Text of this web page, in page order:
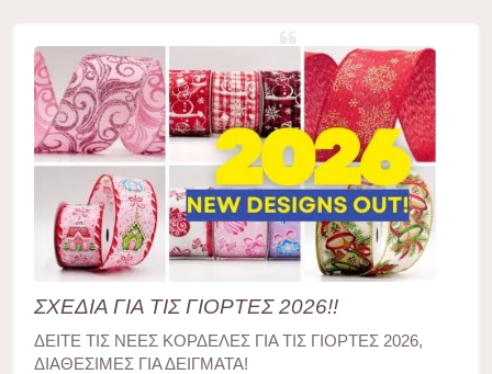
ΣΧΕΔΙΑ ΓΙΑ ΤΙΣ ΓΙΟΡΤΕΣ 2026!!
ΔΕΙΤΕ ΤΙΣ ΝΕΕΣ ΚΟΡΔΕΛΕΣ ΓΙΑ ΤΙΣ ΓΙΟΡΤΕΣ 2026,
ΔΙΑΘΕΣΙΜΕΣ ΓΙΑ ΔΕΙΓΜΑΤΑ!